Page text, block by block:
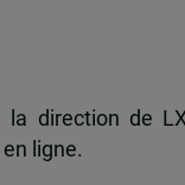
direction de
ligne.